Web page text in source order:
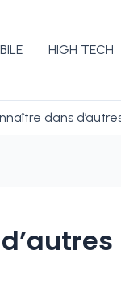
HIGH TECH
dans